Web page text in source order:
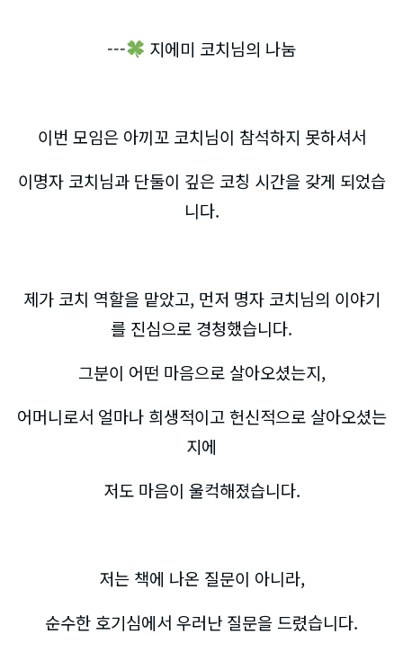
--- 지에미 코치님의 나눔
이번 모임은 아끼꼬 코치님이 참석하지 못하셔서
이명자 코치님과 단둘이 깊은 코칭 시간을 갖게 되었습
니다.
제가 코치 역할을 맡았고, 먼저 명자 코치님의 이야기
를 진심으로 경청했습니다.
그분이 어떤 마음으로 살아오셨는지,
어머니로서 얼마나 희생적이고 헌신적으로 살아오셨는
지에
저도 마음이 울컥해졌습니다.
저는 책에 나온 질문이 아니라,
순수한 호기심에서 우러난 질문을 드렸습니다.